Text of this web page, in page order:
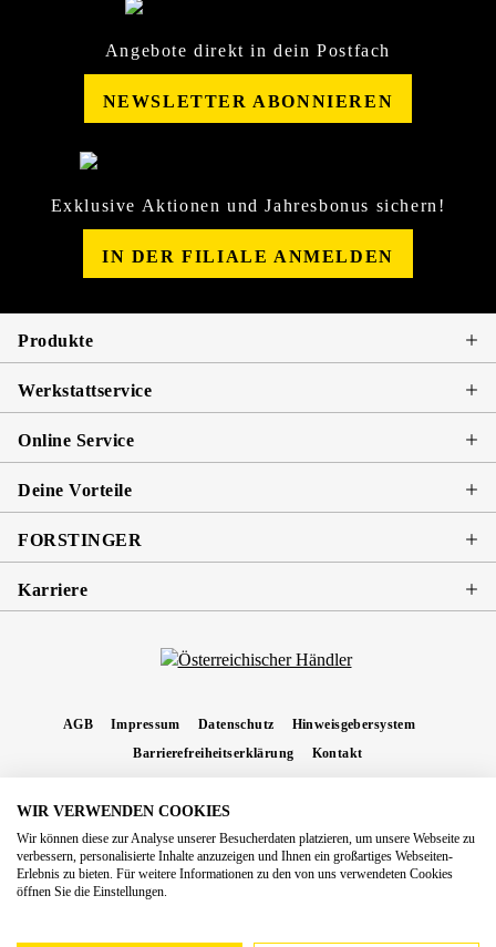
Angebote direkt in dein Postfach
NEWSLETTER ABONNIEREN
Exklusive Aktionen und Jahresbonus sichern!
IN DER FILIALE ANMELDEN
Produkte
Werkstattservice
Online Service
Deine Vorteile
FORSTINGER
Karriere
AGB Impressum Datenschutz
Hinweisgebersystem
Barrierefreiheitserklärung
Kontakt
Nachnahmegebühren, wenn nicht anders angegeben.
Copyright 2026 Forstinger Österreich GmbH
Königstetter Straße 128 - 134/OG3, 3430 Tulln
WIR VERWENDEN COOKIES
Wir können diese zur Analyse unserer Besucherdaten platzieren, um unsere Webseite zu
verbessern, personalisierte Inhalte anzuzeigen und Ihnen ein großartiges Webseiten-
Erlebnis zu bieten. Für weitere Informationen zu den von uns verwendeten Cookies
öffnen Sie die Einstellungen.